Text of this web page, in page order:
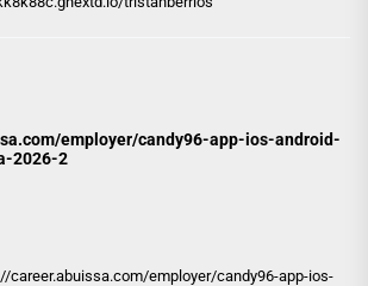
employer/candy96-app-ios-android-
2026-2
career.abuissa.com/employer/candy96-app-ios-